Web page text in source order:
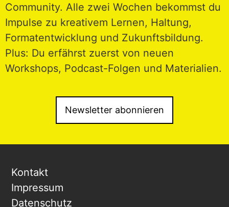
Community. Alle zwei Wochen bekommst du
Impulse zu kreativem Lernen, Haltung,
Formatentwicklung und Zukunftsbildung.
Plus: Du erfährst zuerst von neuen
Workshops, Podcast-Folgen und Materialien.
Newsletter abonnieren
Kontakt
Impressum
Datenschutz